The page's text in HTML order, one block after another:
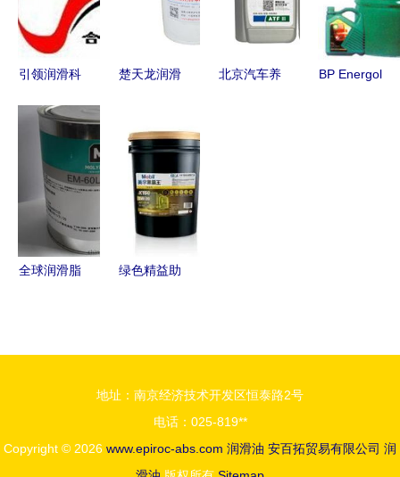
引领润滑科
来工业——
[公司名称]
润滑油专业
解决方案提
供商
楚天龙润滑
特性、价
格、图片与
配件厂家全
解析
北京汽车养
BP Energol
全球润滑脂
绿色精益助
能协会推荐
产品”称号
地址：南京经济技术开发区恒泰路2号
电话：025-819**
Copyright © 2026 www.epiroc-abs.com 润滑油 安百拓贸易有限公司 润